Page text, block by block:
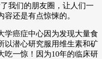
我们的朋友圈，让人们一
还是有点惊悚的。
学癌症中心因为发现大量食
以潜心研究服用维生素和矿
吃一惊！因为10年的临床研